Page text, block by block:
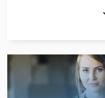
Grijanje Na Drva
Hodanje Kamion